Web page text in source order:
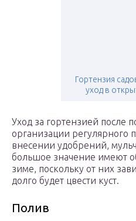
Гортензия
уход в
Уход за гортензией после
организации регулярного
внесении удобрений,
большое значение имеют
зиме, поскольку от них
долго будет цвести куст.
Полив